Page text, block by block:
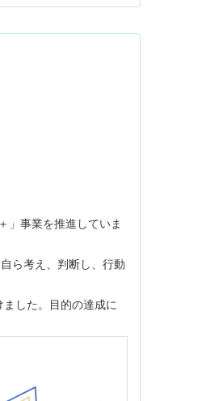
」事業を推進していま
ら考え、判断し、行動
した。目的の達成に